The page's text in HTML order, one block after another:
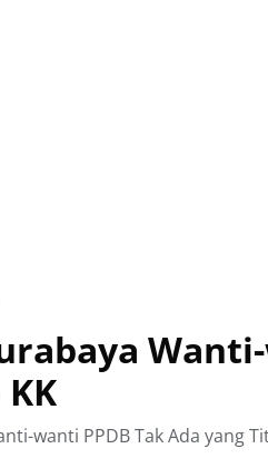
wanti PPDB Tak Ada yang